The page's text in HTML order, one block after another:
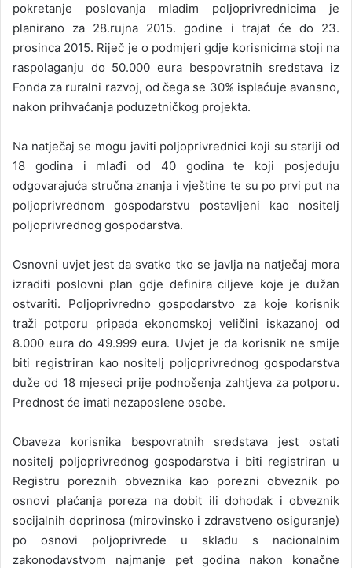
pokretanje poslovanja mladim poljoprivrednicima je
planirano za 28.rujna 2015. godine i trajat će do 23.
prosinca 2015. Riječ je o podmjeri gdje korisnicima stoji na
raspolaganju do 50.000 eura bespovratnih sredstava iz
Fonda za ruralni razvoj, od čega se 30% isplaćuje avansno,
nakon prihvaćanja poduzetničkog projekta.
Na natječaj se mogu javiti poljoprivrednici koji su stariji od
18 godina i mlađi od 40 godina te koji posjeduju
odgovarajuća stručna znanja i vještine te su po prvi put na
poljoprivrednom gospodarstvu postavljeni kao nositelj
poljoprivrednog gospodarstva.
Osnovni uvjet jest da svatko tko se javlja na natječaj mora
izraditi poslovni plan gdje definira ciljeve koje je dužan
ostvariti. Poljoprivredno gospodarstvo za koje korisnik
traži potporu pripada ekonomskoj veličini iskazanoj od
8.000 eura do 49.999 eura. Uvjet je da korisnik ne smije
biti registriran kao nositelj poljoprivrednog gospodarstva
duže od 18 mjeseci prije podnošenja zahtjeva za potporu.
Prednost će imati nezaposlene osobe.
Obaveza korisnika bespovratnih sredstava jest ostati
nositelj poljoprivrednog gospodarstva i biti registriran u
Registru poreznih obveznika kao porezni obveznik po
osnovi plaćanja poreza na dobit ili dohodak i obveznik
socijalnih doprinosa (mirovinsko i zdravstveno osiguranje)
po osnovi poljoprivrede u skladu s nacionalnim
zakonodavstvom najmanje pet godina nakon konačne